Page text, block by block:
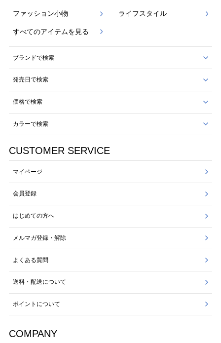
ファッション小物 ライフスタイル
すべてのアイテムを見る
ブランドで検索
発売日で検索
価格で検索
カラーで検索
CUSTOMER SERVICE
マイページ
会員登録
はじめての方へ
メルマガ登録・解除
よくある質問
送料・配送について
ポイントについて
COMPANY